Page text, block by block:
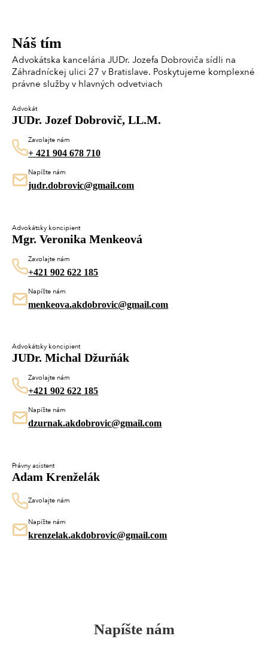
Napíšte nám
Náš tím
Advokátska kancelária JUDr. Jozefa Dobroviča sídli na
Záhradníckej ulici 27 v Bratislave. Poskytujeme komplexné
právne služby v hlavných odvetviach
Advokát
JUDr. Jozef Dobrovič, LL.M.
Zavolajte nám
+ 421 904 678 710
Napíšte nám
judr.dobrovic@gmail.com
Advokátsky koncipient
Mgr. Veronika Menkeová
Zavolajte nám
+421 902 622 185
Napíšte nám
menkeova.akdobrovic@gmail.com
Advokátsky koncipient
JUDr. Michal Džurňák
Zavolajte nám
+421 902 622 185
Napíšte nám
dzurnak.akdobrovic@gmail.com
Právny asistent
Adam Krenželák
Zavolajte nám
Napíšte nám
krenzelak.akdobrovic@gmail.com